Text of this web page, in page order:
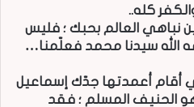
كله..
نباهي العالم بحبك ؛ فليس
الله سيدنا محمد فعلّمنا…
أقام أعمدتها جدّك إسماعيل
الحنيف المسلم ؛ فقد